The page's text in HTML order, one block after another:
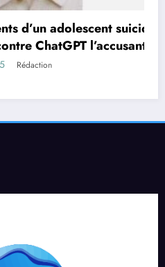
suicidé portent
l’accusant d’avoir